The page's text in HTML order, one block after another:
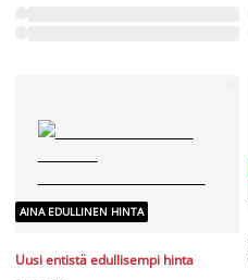
AINA EDULLINEN HINTA
Uusi entistä edullisempi hinta